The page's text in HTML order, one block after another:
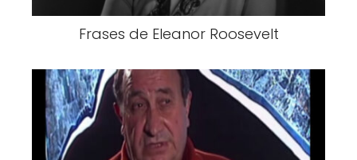
Frases de Eleanor Roosevelt